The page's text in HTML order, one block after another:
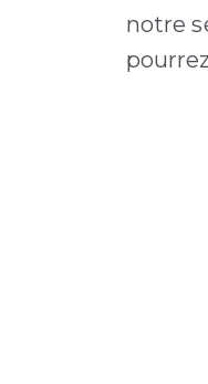
notre
pourrez